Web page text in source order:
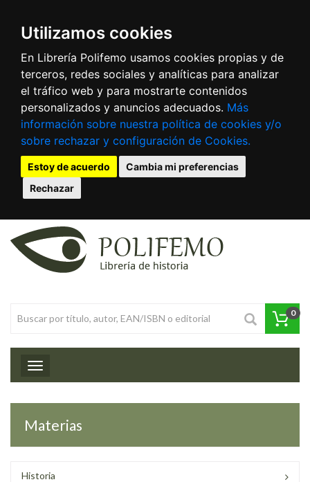
Utilizamos cookies
En Librería Polifemo usamos cookies propias y de
terceros, redes sociales y analíticas para analizar
el tráfico web y para mostrarte contenidos
personalizados y anuncios adecuados. Más
información sobre nuestra política de cookies y/o
sobre rechazar y configuración de Cookies.
Estoy de acuerdo
Cambia mi preferencias
Rechazar
0
Toggle navigation
Materias
Historia